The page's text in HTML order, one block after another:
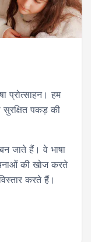
प्रोत्साहन। हम
सुरक्षित पकड़ की
जाते हैं। वे भाषा
की खोज करते
करते हैं।